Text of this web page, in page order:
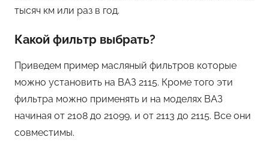
тысяч км или раз в год.
Какой фильтр выбрать?
Приведем пример масляный фильтров которые
можно установить на ВАЗ 2115. Кроме того эти
фильтра можно применять и на моделях ВАЗ
начиная от 2108 до 21099, и от 2113 до 2115. Все они
совместимы.